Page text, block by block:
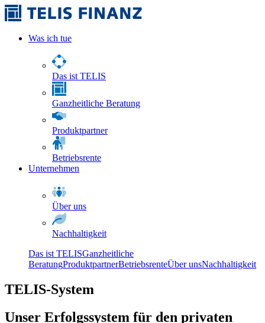
Was ich tue
Das ist TELIS
Ganzheitliche Beratung
Produktpartner
Betriebsrente
Unternehmen
Über uns
Nachhaltigkeit
Das ist TELISGanzheitliche
BeratungProduktpartnerBetriebsrenteÜber unsNachhaltigkeit
TELIS-System
Unser Erfolgssystem für den privaten